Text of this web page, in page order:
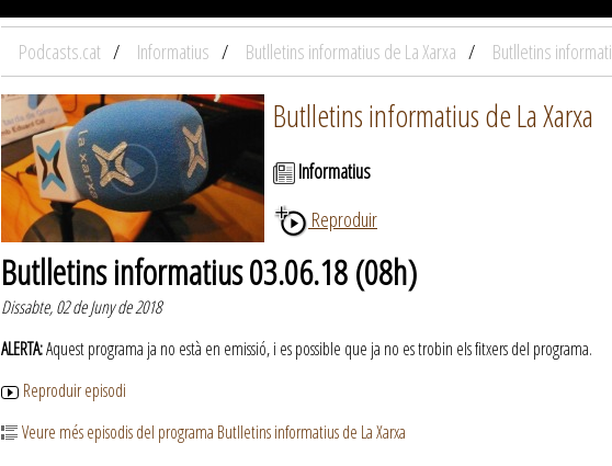
Podcasts.cat Informatius Butlletins informatius de La Xarxa Butlletins
Butlletins informatius de La Xarxa
Informatius
Reproduir
Butlletins informatius 03.06.18 (08h)
Dissabte, 02 de Juny de 2018
ALERTA:Aquest programa ja no està en emissió, i es possible que ja no es trobin els fitxers del programa.
Reproduir episodi
Veure més episodis del programa Butlletins informatius de La Xarxa